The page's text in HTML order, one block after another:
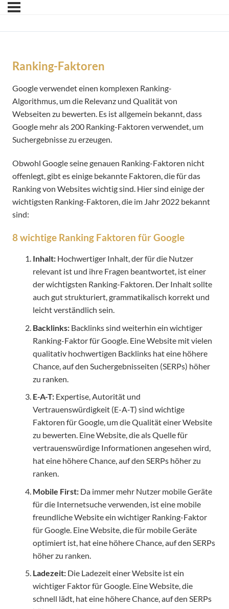
Ranking-Faktoren
Google verwendet einen komplexen Ranking-
Algorithmus, um die Relevanz und Qualität von
Webseiten zu bewerten. Es ist allgemein bekannt, dass
Google mehr als 200 Ranking-Faktoren verwendet, um
Suchergebnisse zu erzeugen.
Obwohl Google seine genauen Ranking-Faktoren nicht
offenlegt, gibt es einige bekannte Faktoren, die für das
Ranking von Websites wichtig sind. Hier sind einige der
wichtigsten Ranking-Faktoren, die im Jahr 2022 bekannt
sind:
8 wichtige Ranking Faktoren für Google
Inhalt: Hochwertiger Inhalt, der für die Nutzer
relevant ist und ihre Fragen beantwortet, ist einer
der wichtigsten Ranking-Faktoren. Der Inhalt sollte
auch gut strukturiert, grammatikalisch korrekt und
leicht verständlich sein.
Backlinks: Backlinks sind weiterhin ein wichtiger
Ranking-Faktor für Google. Eine Website mit vielen
qualitativ hochwertigen Backlinks hat eine höhere
Chance, auf den Suchergebnisseiten (SERPs) höher
zu ranken.
E-A-T: Expertise, Autorität und
Vertrauenswürdigkeit (E-A-T) sind wichtige
Faktoren für Google, um die Qualität einer Website
zu bewerten. Eine Website, die als Quelle für
vertrauenswürdige Informationen angesehen wird,
hat eine höhere Chance, auf den SERPs höher zu
ranken.
Mobile First: Da immer mehr Nutzer mobile Geräte
für die Internetsuche verwenden, ist eine mobile
freundliche Website ein wichtiger Ranking-Faktor
für Google. Eine Website, die für mobile Geräte
optimiert ist, hat eine höhere Chance, auf den SERPs
höher zu ranken.
Ladezeit: Die Ladezeit einer Website ist ein
wichtiger Faktor für Google. Eine Website, die
schnell lädt, hat eine höhere Chance, auf den SERPs